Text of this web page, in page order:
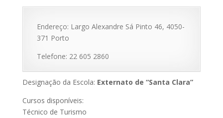
Endereço: Largo Alexandre Sá Pinto 46, 4050-
371 Porto
Telefone: 22 605 2860
Designação da Escola: Externato de “Santa Clara”
Cursos disponíveis:
Técnico de Turismo